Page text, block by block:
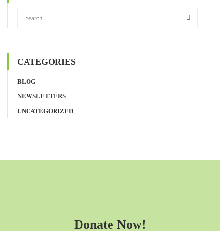
CATEGORIES
BLOG
NEWSLETTERS
UNCATEGORIZED
Donate Now!